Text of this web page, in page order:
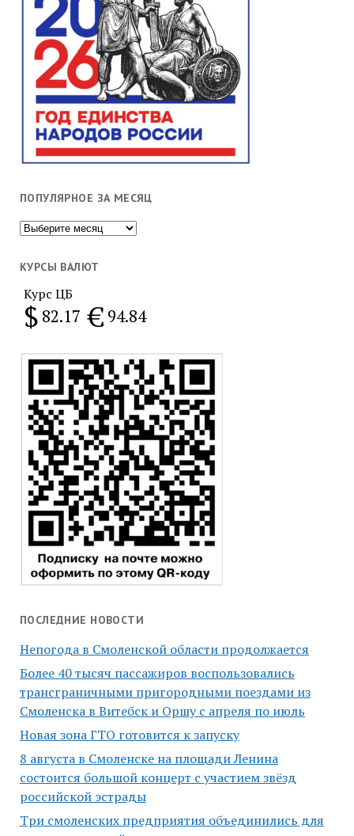
ПОПУЛЯРНОЕ ЗА МЕСЯЦ
Популярное
месяц
КУРСЫ ВАЛЮТ
Курс ЦБ
$ 82.17 € 94.84
ПОСЛЕДНИЕ НОВОСТИ
Непогода в Смоленской области продолжается
Более 40 тысяч пассажиров воспользовались
трансграничными пригородными поездами из
Смоленска в Витебск и Оршу с апреля по июль
Новая зона ГТО готовится к запуску
8 августа в Смоленске на площади Ленина
состоится большой концерт с участием звёзд
российской эстрады
Три смоленских предприятия объединились для